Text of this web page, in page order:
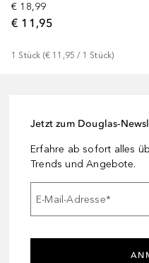
€ 18,99
€ 11,95
1 Stück (€ 11,95 / 1 Stück)
Jetzt zum Douglas-
Erfahre ab sofort alles
Trends und Angebote.
E-Mail-Adresse*